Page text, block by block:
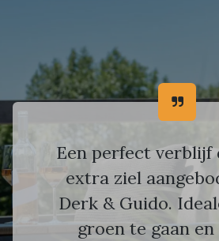
Een perfect verblijf
extra ziel
Derk & Guido.
groen te gaan en